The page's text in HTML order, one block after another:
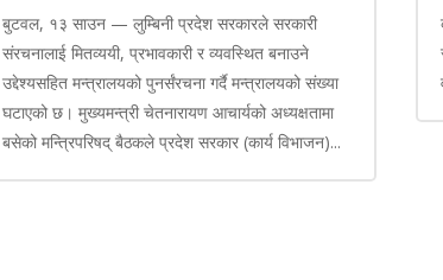
बुटवल, १३ साउन — लुम्बिनी प्रदेश सरकारले सरकारी
संरचनालाई मितव्ययी, प्रभावकारी र व्यवस्थित बनाउने
उद्देश्यसहित मन्त्रालयको पुनर्संरचना गर्दै मन्त्रालयको संख्या
घटाएको छ। मुख्यमन्त्री चेतनारायण आचार्यको अध्यक्षतामा
बसेको मन्त्रिपरिषद् बैठकले प्रदेश सरकार (कार्य विभाजन)...